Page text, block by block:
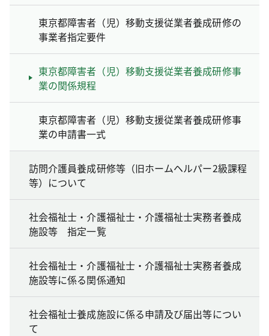
東京都障害者（児）移動支援従業者養成研修の
事業者指定要件
東京都障害者（児）移動支援従業者養成研修事
業の関係規程
東京都障害者（児）移動支援従業者養成研修事
業の申請書一式
訪問介護員養成研修等（旧ホームヘルパー2級課程
等）について
社会福祉士・介護福祉士・介護福祉士実務者養成
施設等 指定一覧
社会福祉士・介護福祉士・介護福祉士実務者養成
施設等に係る関係通知
社会福祉士養成施設に係る申請及び届出等につい
て